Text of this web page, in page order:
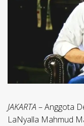
JAKARTA – Anggota
LaNyalla Mahmud